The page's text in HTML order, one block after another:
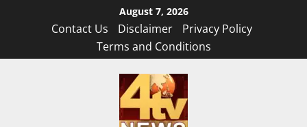
August 7, 2026
Contact Us Disclaimer
Privacy Policy
Terms and Conditions